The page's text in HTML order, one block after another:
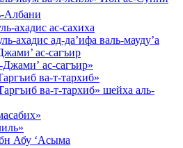
Албани
ахадис ас-сахиха
ахадис ад-да’ифа валь-мауду’а
ас-сагъир
ас-сагъир»
ва-т-тархиб»
ва-т-тархиб» шейха аль-
Абу ‘Асыма